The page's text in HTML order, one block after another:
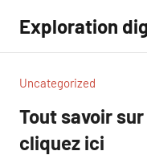
contenu
Exploration
Uncategorized
Tout savoir
cliquez ici